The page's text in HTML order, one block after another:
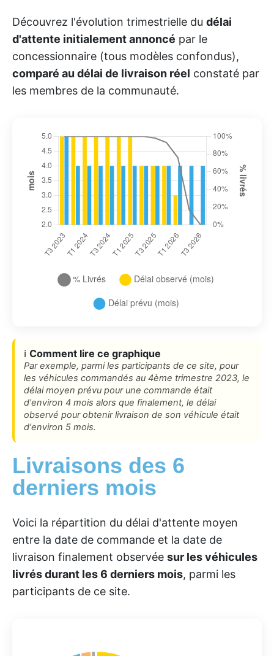
Découvrez l'évolution trimestrielle du délai
d'attente initialement annoncé par le
concessionnaire (tous modèles confondus),
comparé au délai de livraison réel constaté par
les membres de la communauté.
ℹ️ Comment lire ce graphique
Par exemple, parmi les participants de ce site, pour
les véhicules commandés au 4ème trimestre 2023, le
délai moyen prévu pour une commande était
d'environ 4 mois alors que finalement, le délai
observé pour obtenir livraison de son véhicule était
d'environ 5 mois.
Livraisons des 6
derniers mois
Voici la répartition du délai d'attente moyen
entre la date de commande et la date de
livraison finalement observée sur les véhicules
livrés durant les 6 derniers mois, parmi les
participants de ce site.